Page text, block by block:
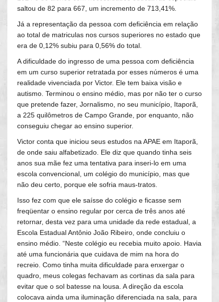
saltou de 82 para 667, um incremento de 713,41%.
Já a representação da pessoa com deficiência em relação
ao total de matriculas nos cursos superiores no estado que
era de 0,12% subiu para 0,56% do total.
A dificuldade do ingresso de uma pessoa com deficiência
em um curso superior retratada por esses números é uma
realidade vivenciada por Victor. Ele tem baixa visão e
autismo. Terminou o ensino médio, mas por não ter o curso
que pretende fazer, Jornalismo, no seu município, Itaporã,
a 225 quilômetros de Campo Grande, por enquanto, não
conseguiu chegar ao ensino superior.
Victor conta que iniciou seus estudos na APAE em Itaporã,
de onde saiu alfabetizado. Ele diz que quando tinha seis
anos sua mãe fez uma tentativa para inseri-lo em uma
escola convencional, um colégio do município, mas que
não deu certo, porque ele sofria maus-tratos.
Isso fez com que ele saísse do colégio e ficasse sem
freqüentar o ensino regular por cerca de três anos até
retornar, desta vez para uma unidade da rede estadual, a
Escola Estadual Antônio João Ribeiro, onde concluiu o
ensino médio. “Neste colégio eu recebia muito apoio. Havia
até uma funcionária que cuidava de mim na hora do
recreio. Como tinha muita dificuldade para enxergar o
quadro, meus colegas fechavam as cortinas da sala para
evitar que o sol batesse na lousa. A direção da escola
colocava ainda uma iluminação diferenciada na sala, para